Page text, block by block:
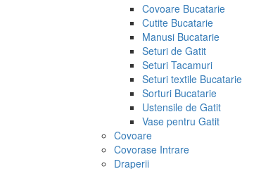
Covoare Bucatarie
Cutite Bucatarie
Manusi Bucatarie
Seturi de Gatit
Seturi Tacamuri
Seturi textile Bucatarie
Sorturi Bucatarie
Ustensile de Gatit
Vase pentru Gatit
Covoare
Covorase Intrare
Draperii